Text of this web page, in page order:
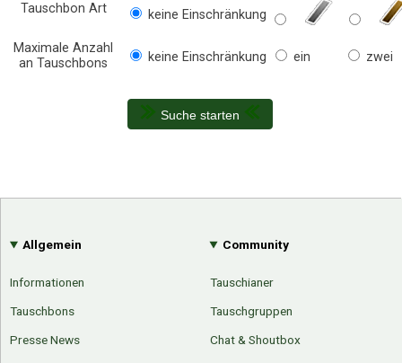
Tauschbon Art keine Einschränkung
Maximale Anzahl
an Tauschbons
keine Einschränkung ein zwei
Suche starten
Allgemein
Informationen
Tauschbons
Presse News
Community
Tauschianer
Tauschgruppen
Chat & Shoutbox